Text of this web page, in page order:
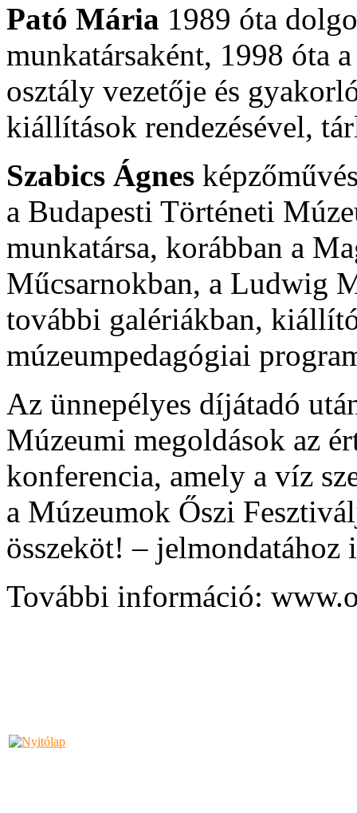
Pató Mária 1989 óta
munkatársaként, 1998 óta
osztály vezetője és
kiállítások rendezésével,
Szabics Ágnes
a Budapesti Történeti
munkatársa, korábban a
Műcsarnokban, a Ludwig
további galériákban,
múzeumpedagógiai
Az ünnepélyes díjátadó
Múzeumi megoldások az
konferencia, amely a víz
a Múzeumok Őszi
összeköt! – jelmondatához
További információ: